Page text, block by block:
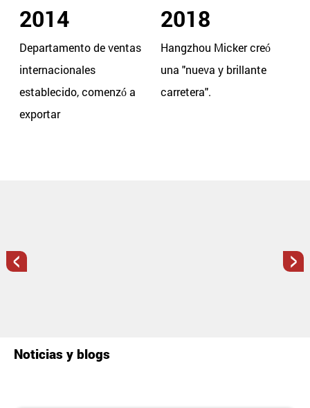
2014
Departamento de ventas
internacionales
establecido, comenzó a
exportar
2018
Hangzhou Micker creó
una "nueva y brillante
carretera".
< >
Noticias y blogs